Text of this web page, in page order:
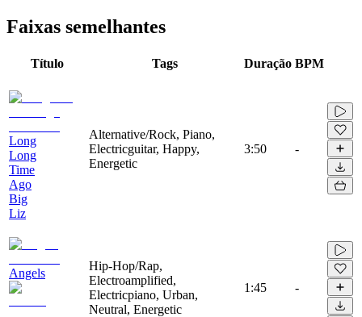
Faixas semelhantes
Título Tags Duração BPM
Long
Long
Time
Ago
Big
Liz
Alternative/Rock, Piano,
Electricguitar, Happy,
Energetic
3:50 -
Angels
Hip-Hop/Rap,
Electroamplified,
Electricpiano, Urban,
Neutral, Energetic
1:45 -